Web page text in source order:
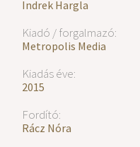
Indrek Hargla
Kiadó / forgalmazó:
Metropolis Media
Kiadás éve:
2015
Fordító:
Rácz Nóra